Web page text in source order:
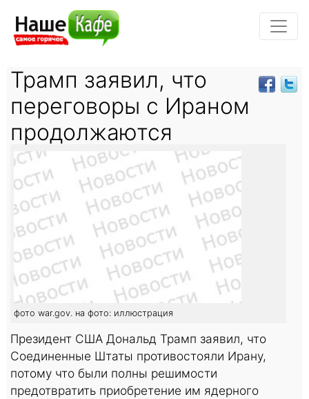
Трамп заявил, что
переговоры с Ираном
продолжаются
фото war.gov. на фото: иллюстрация
Президент США Дональд Трамп заявил, что
Соединенные Штаты противостояли Ирану,
потому что были полны решимости
предотвратить приобретение им ядерного